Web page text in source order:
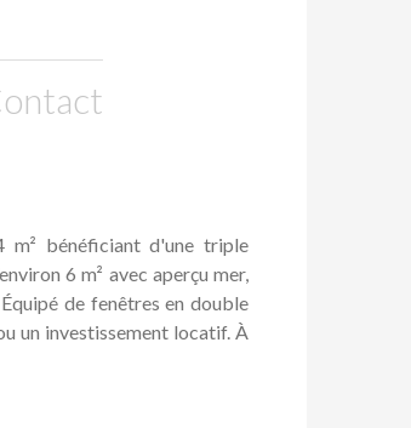
m² bénéficiant d'une triple
6 m² avec aperçu mer,
de fenêtres en double
un investissement locatif. À